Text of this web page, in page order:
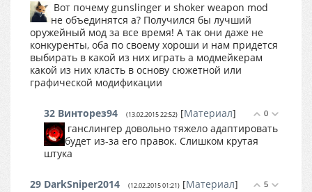
Вот почему gunslinger и shoker weapon mod
не объединятся а? Получился бы лучший
оружейный мод за все время! А так они даже не
конкуренты, оба по своему хороши и нам придется
выбирать в какой из них играть а модмейкерам
какой из них класть в основу сюжетной или
графической модификации
0
32 Винторез94 (13.02.2015 22:52) [Материал]
ганслингер довольно тяжело адаптировать
будет из-за его правок. Слишком крутая
штука
5
29 DarkSniper2014 (12.02.2015 01:21) [Материал]